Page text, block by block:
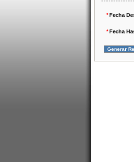
*Fecha
*Fecha